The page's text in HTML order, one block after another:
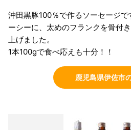
沖田黒豚100％で作るソーセージ
ーシーに、太めのフランクを骨付
上げました。
1本100gで食べ応えも十分！！
鹿児島県伊佐市